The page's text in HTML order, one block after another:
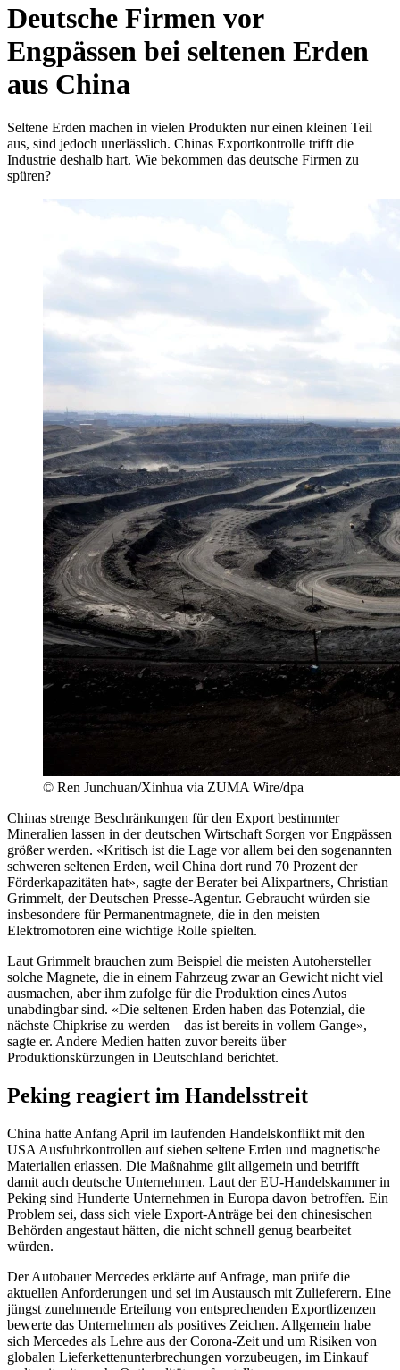
Deutsche Firmen vor
Engpässen bei seltenen Erden
aus China
Seltene Erden machen in vielen Produkten nur einen kleinen Teil
aus, sind jedoch unerlässlich. Chinas Exportkontrolle trifft die
Industrie deshalb hart. Wie bekommen das deutsche Firmen zu
spüren?
© Ren Junchuan/Xinhua via ZUMA Wire/dpa
Chinas strenge Beschränkungen für den Export bestimmter
Mineralien lassen in der deutschen Wirtschaft Sorgen vor Engpässen
größer werden. «Kritisch ist die Lage vor allem bei den sogenannten
schweren seltenen Erden, weil China dort rund 70 Prozent der
Förderkapazitäten hat», sagte der Berater bei Alixpartners, Christian
Grimmelt, der Deutschen Presse-Agentur. Gebraucht würden sie
insbesondere für Permanentmagnete, die in den meisten
Elektromotoren eine wichtige Rolle spielten.
Laut Grimmelt brauchen zum Beispiel die meisten Autohersteller
solche Magnete, die in einem Fahrzeug zwar an Gewicht nicht viel
ausmachen, aber ihm zufolge für die Produktion eines Autos
unabdingbar sind. «Die seltenen Erden haben das Potenzial, die
nächste Chipkrise zu werden – das ist bereits in vollem Gange»,
sagte er. Andere Medien hatten zuvor bereits über
Produktionskürzungen in Deutschland berichtet.
Peking reagiert im Handelsstreit
China hatte Anfang April im laufenden Handelskonflikt mit den
USA Ausfuhrkontrollen auf sieben seltene Erden und magnetische
Materialien erlassen. Die Maßnahme gilt allgemein und betrifft
damit auch deutsche Unternehmen. Laut der EU-Handelskammer in
Peking sind Hunderte Unternehmen in Europa davon betroffen. Ein
Problem sei, dass sich viele Export-Anträge bei den chinesischen
Behörden angestaut hätten, die nicht schnell genug bearbeitet
würden.
Der Autobauer Mercedes erklärte auf Anfrage, man prüfe die
aktuellen Anforderungen und sei im Austausch mit Zulieferern. Eine
jüngst zunehmende Erteilung von entsprechenden Exportlizenzen
bewerte das Unternehmen als positives Zeichen. Allgemein habe
sich Mercedes als Lehre aus der Corona-Zeit und um Risiken von
globalen Lieferkettenunterbrechungen vorzubeugen, im Einkauf